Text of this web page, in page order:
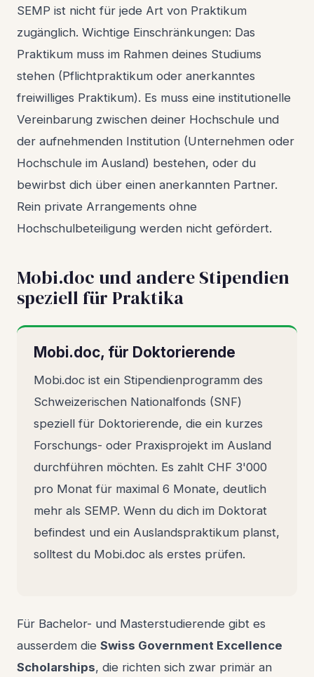
SEMP ist nicht für jede Art von Praktikum
zugänglich. Wichtige Einschränkungen: Das
Praktikum muss im Rahmen deines Studiums
stehen (Pflichtpraktikum oder anerkanntes
freiwilliges Praktikum). Es muss eine institutionelle
Vereinbarung zwischen deiner Hochschule und
der aufnehmenden Institution (Unternehmen oder
Hochschule im Ausland) bestehen, oder du
bewirbst dich über einen anerkannten Partner.
Rein private Arrangements ohne
Hochschulbeteiligung werden nicht gefördert.
Mobi.doc und andere Stipendien
speziell für Praktika
Mobi.doc, für Doktorierende
Mobi.doc ist ein Stipendienprogramm des
Schweizerischen Nationalfonds (SNF)
speziell für Doktorierende, die ein kurzes
Forschungs- oder Praxisprojekt im Ausland
durchführen möchten. Es zahlt CHF 3'000
pro Monat für maximal 6 Monate, deutlich
mehr als SEMP. Wenn du dich im Doktorat
befindest und ein Auslandspraktikum planst,
solltest du Mobi.doc als erstes prüfen.
Für Bachelor- und Masterstudierende gibt es
ausserdem die Swiss Government Excellence
Scholarships, die richten sich zwar primär an